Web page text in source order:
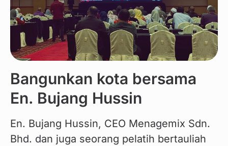
Bangunkan kota bersama
En. Bujang Hussin
En. Bujang Hussin, CEO Menagemix Sdn.
Bhd. dan juga seorang pelatih bertauliah